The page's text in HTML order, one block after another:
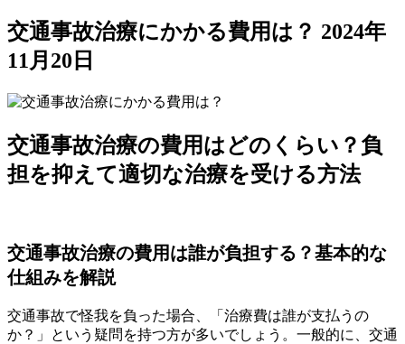
交通事故治療にかかる費用は？ 2024年
11月20日
交通事故治療の費用はどのくらい？負
担を抑えて適切な治療を受ける方法
交通事故治療の費用は誰が負担する？基本的な
仕組みを解説
交通事故で怪我を負った場合、「治療費は誰が支払うの
か？」という疑問を持つ方が多いでしょう。一般的に、交通